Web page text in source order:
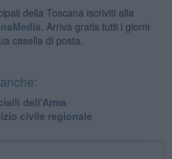
della Toscana iscriviti alla
Arriva gratis tutti i giorni
casella di posta.
dell'Arma
civile regionale